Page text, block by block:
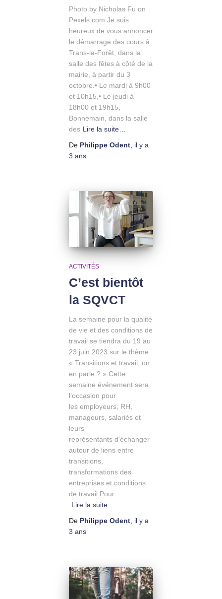
Photo by Nicholas Fu on
Pexels.com Je suis
heureux de vous annoncer
le démarrage des cours à
Trans-la-Forêt, dans la
salle des fêtes à côté de la
mairie, à partir du 3
octobre.• Le mardi à 9h00
et 10h15,• Le jeudi à
18h00 et 19h15,
Bonnemain, dans la salle
des Lire la suite…
De Philippe Odent, il y a
3 ans
ACTIVITÉS
C’est bientôt
la SQVCT
La semaine pour la qualité
de vie et des conditions de
travail se tiendra du 19 au
23 juin 2023 sur le thème
« Transitions et travail, on
en parle ? ».Cette
semaine événement sera
l’occasion pour
les employeurs, RH,
manageurs, salariés et
leurs
représentants d’échanger
autour de liens entre
transitions,
transformations des
entreprises et conditions
de travail.Pour
Lire la suite…
De Philippe Odent, il y a
3 ans